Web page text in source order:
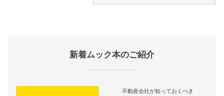
新着ムック本のご紹介
不動産会社が知っておくべき